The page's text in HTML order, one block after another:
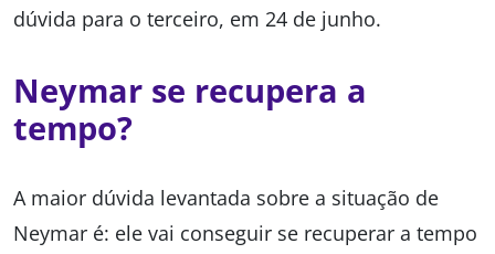
dúvida para o terceiro, em 24 de junho.
Neymar se recupera a
tempo?
A maior dúvida levantada sobre a situação de
Neymar é: ele vai conseguir se recuperar a tempo